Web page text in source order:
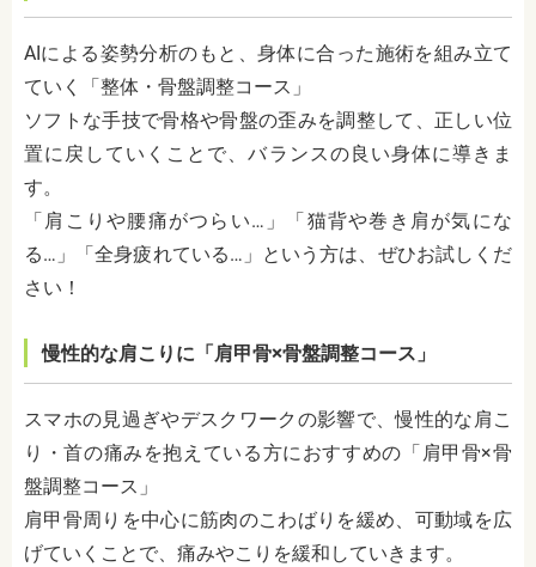
AIによる姿勢分析のもと、身体に合った施術を組み立て
ていく「整体・骨盤調整コース」
ソフトな手技で骨格や骨盤の歪みを調整して、正しい位
置に戻していくことで、バランスの良い身体に導きま
す。
「肩こりや腰痛がつらい…」「猫背や巻き肩が気にな
る…」「全身疲れている…」という方は、ぜひお試しくだ
さい！
慢性的な肩こりに「肩甲骨×骨盤調整コース」
スマホの見過ぎやデスクワークの影響で、慢性的な肩こ
り・首の痛みを抱えている方におすすめの「肩甲骨×骨
盤調整コース」
肩甲骨周りを中心に筋肉のこわばりを緩め、可動域を広
げていくことで、痛みやこりを緩和していきます。